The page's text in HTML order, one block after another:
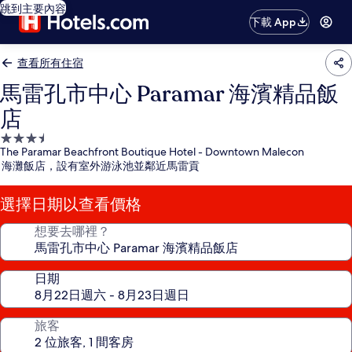
跳到主要內容
下載 App
查看所有住宿
馬雷孔市中心 Paramar 海濱精品飯
店
3.5
星
級
住
宿
The Paramar Beachfront Boutique Hotel - Downtown Malecon
海灘飯店，設有室外游泳池並鄰近馬雷貢
選擇日期以查看價格
想要去哪裡？
日期
旅客